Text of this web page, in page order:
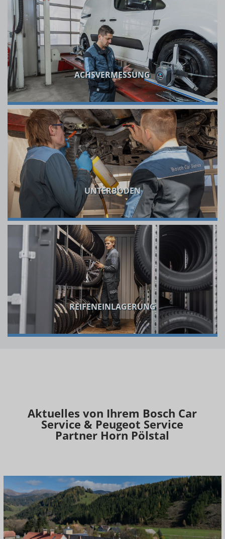
ACHSVERMESSUNG
UNTERBODEN
REIFENEINLAGERUNG
Aktuelles von Ihrem Bosch Car
Service & Peugeot Service
Partner Horn Pölstal